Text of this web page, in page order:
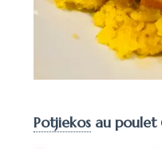
Potjiekos au poulet